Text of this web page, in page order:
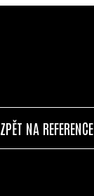
ZPĚT NA REFERENCE